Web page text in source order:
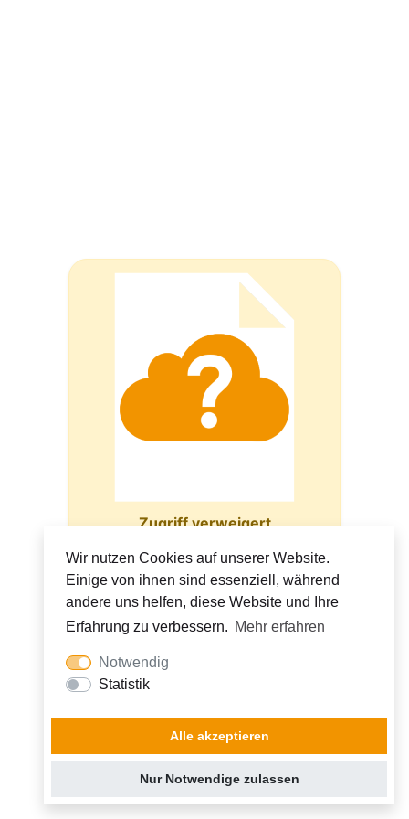
Wir nutzen Cookies auf unserer Website.
Einige von ihnen sind essenziell, während
andere uns helfen, diese Website und Ihre
Erfahrung zu verbessern. Mehr erfahren
Notwendig
Statistik
Nur Notwendige zulassen
Alle akzeptieren
Zugriff verweigert